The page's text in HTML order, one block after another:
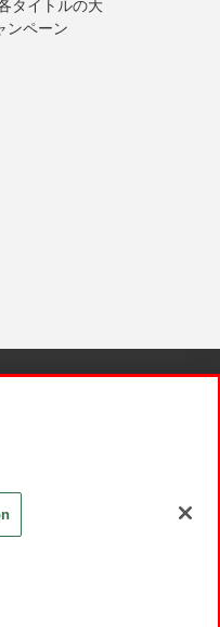
タイトルの大
ンペーン